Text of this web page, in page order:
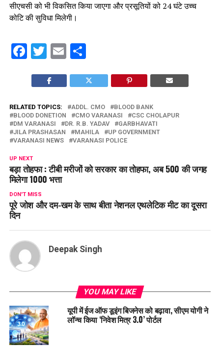
सीएचसी को भी विकसित किया जाएगा और प्रसूतियों को 24 घंटे उच्च
कोटि की सुविधा मिलेगी।
Facebook
Twitter
EmailShare
RELATED TOPICS: ADDL. CMO
BLOOD BANK
BLOOD DONETION
CMO VARANASI
CSC CHOLAPUR
DM VARANASI
DR. R.B. YADAV
GARBHAVATI
JILA PRASHASAN
MAHILA
UP GOVERNMENT
VARANASI NEWS
VARANASI POLICE
UP NEXT
बड़ा तोहफा : टीबी मरीजों को सरकार का तोहफा, अब 500 की जगह
मिलेगा 1000 भत्ता
DON'T MISS
पूरे जोश और दम-खम के साथ बीता नेशनल एथलेटिक मीट का दूसरा
दिन
Deepak Singh
YOU MAY LIKE
यूपी में ईज ऑफ डूइंग बिजनेस को बढ़ावा, सीएम योगी ने
लॉन्च किया ‘निवेश मित्र 3.0’ पोर्टल